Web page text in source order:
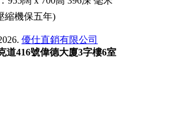
縮機保五年)
優仕直銷有限公司
道416號偉德大廈3字樓6室